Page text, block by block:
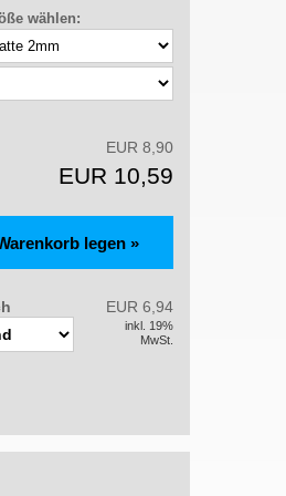
wählen:
EUR 8,90
EUR 10,59
EUR 6,94
inkl. 19%
MwSt.